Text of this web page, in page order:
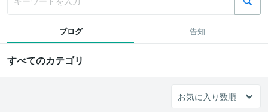
ブログ 告知
すべてのカテゴリ